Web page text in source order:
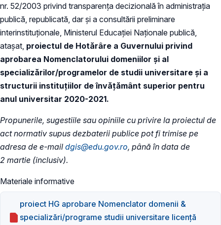
nr. 52/2003 privind transparenţa decizională în administraţia
publică, republicată, dar și a consultării preliminare
interinstituționale, Ministerul Educației Naţionale publică,
atașat, proiectul de Hotărâre a Guvernului privind
aprobarea Nomenclatorului domeniilor şi al
specializărilor/programelor de studii universitare şi a
structurii instituțiilor de învăţământ superior pentru
anul universitar 2020-2021.
Propunerile, sugestiile sau opiniile cu privire la proiectul de
act normativ supus dezbaterii publice pot fi trimise pe
adresa de e-mail dgis@edu.gov.ro, până în data de
2 martie (inclusiv).
Materiale informative
proiect HG aprobare Nomenclator domenii &
specializări/programe studii universitare licență